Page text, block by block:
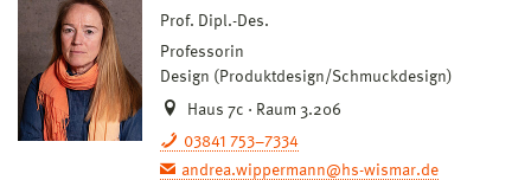
Prof. Dipl.-Des.
Professorin
Design (Produktdesign/Schmuckdesign)
Haus 7c · Raum 3.206
03841 753–7334
andrea.wippermann@hs-wismar.de